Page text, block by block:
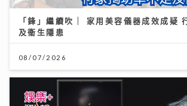
「鋒」繼續吹 | 家用美容儀器成效成疑
及衞生隱患
08/07/2026